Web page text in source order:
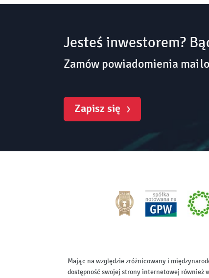
Jesteś inwestorem?
Zamów powiadomienia
Zapisz się
Mając na względzie zróżnicowany i
dostępność swojej strony internetowej również